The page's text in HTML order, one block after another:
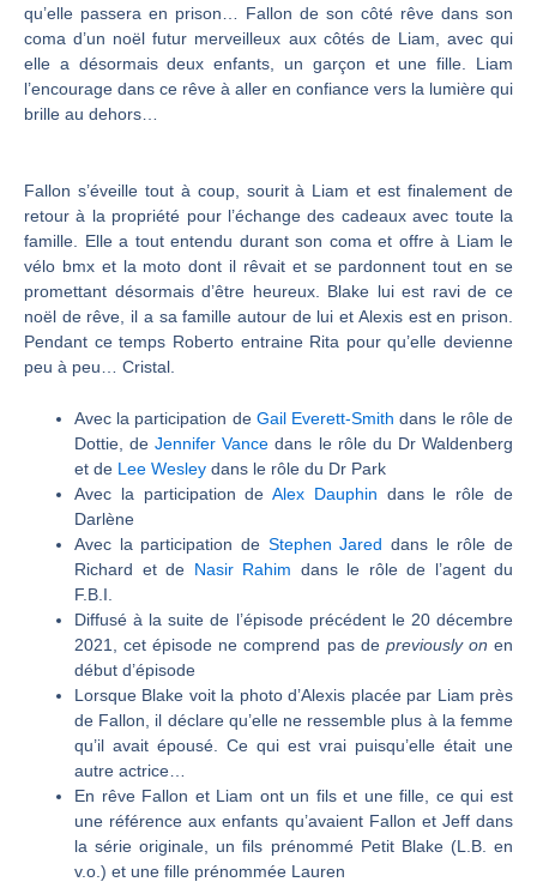
qu’elle passera en prison… Fallon de son côté rêve dans son
coma d’un noël futur merveilleux aux côtés de Liam, avec qui
elle a désormais deux enfants, un garçon et une fille. Liam
l’encourage dans ce rêve à aller en confiance vers la lumière qui
brille au dehors…
Fallon s’éveille tout à coup, sourit à Liam et est finalement de
retour à la propriété pour l’échange des cadeaux avec toute la
famille. Elle a tout entendu durant son coma et offre à Liam le
vélo bmx et la moto dont il rêvait et se pardonnent tout en se
promettant désormais d’être heureux. Blake lui est ravi de ce
noël de rêve, il a sa famille autour de lui et Alexis est en prison.
Pendant ce temps Roberto entraine Rita pour qu’elle devienne
peu à peu… Cristal.
Avec la participation de Gail Everett-Smith dans le rôle de
Dottie, deJennifer Vance dans le rôle du Dr Waldenberg
et de Lee Wesley dans le rôle du Dr Park
Avec la participation deAlex Dauphin dans le rôle de
Darlène
Avec la participation de Stephen Jared dans le rôle de
Richard et de Nasir Rahim dans le rôle de l’agent du
F.B.I.
Diffusé à la suite de l’épisode précédent le 20 décembre
2021, cet épisode ne comprend pas de previously on en
début d’épisode
Lorsque Blake voit la photo d’Alexis placée par Liam près
de Fallon, il déclare qu’elle ne ressemble plus à la femme
qu’il avait épousé. Ce qui est vrai puisqu’elle était une
autre actrice…
En rêve Fallon et Liam ont un fils et une fille, ce qui est
une référence aux enfants qu’avaient Fallon et Jeff dans
la série originale, un fils prénommé Petit Blake (L.B. en
v.o.) et une fille prénommée Lauren